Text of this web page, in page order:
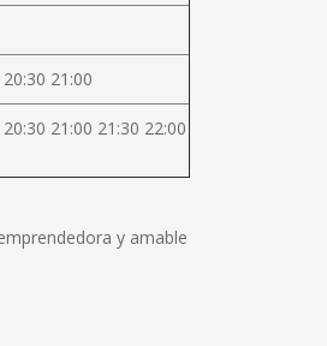
21:00
21:00 21:30 22:00
y amable